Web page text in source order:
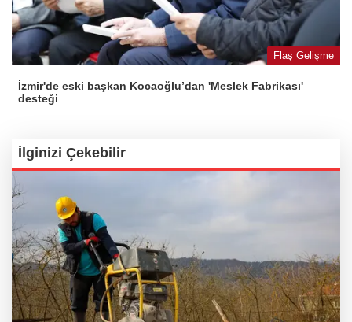
Flaş Gelişme
İzmir'de eski başkan Kocaoğlu’dan 'Meslek Fabrikası'
desteği
İlginizi Çekebilir